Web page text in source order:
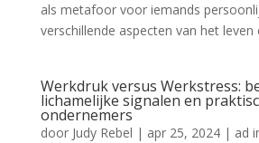
als metafoor voor iemands
verschillende aspecten van het leven
Werkdruk versus Werkstress:
lichamelijke signalen en
ondernemers
door Judy Rebel | apr 25, 2024| ad